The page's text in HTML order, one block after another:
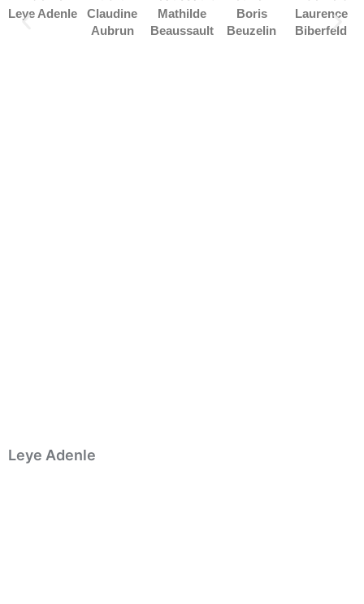
Leye Adenle
Claudine
Aubrun
Mathilde
Beaussault
Boris
Beuzelin
Laurence
Biberfeld
Leye Adenle